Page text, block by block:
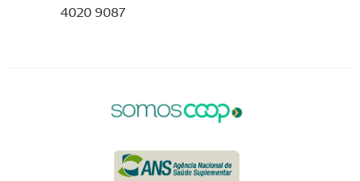
4020 9087